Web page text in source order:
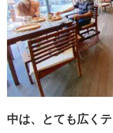
中は、とても広くテ